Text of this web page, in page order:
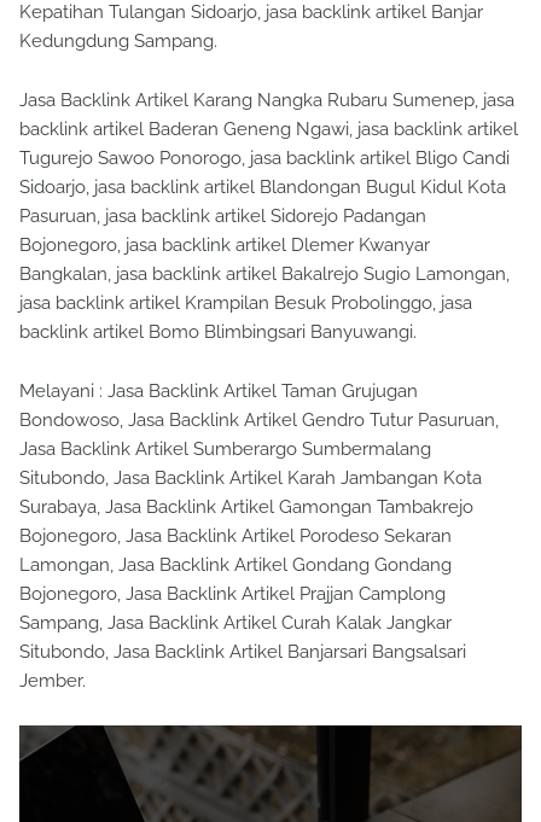
Kepatihan Tulangan Sidoarjo, jasa backlink artikel Banjar
Kedungdung Sampang.
Jasa Backlink Artikel Karang Nangka Rubaru Sumenep, jasa
backlink artikel Baderan Geneng Ngawi, jasa backlink artikel
Tugurejo Sawoo Ponorogo, jasa backlink artikel Bligo Candi
Sidoarjo, jasa backlink artikel Blandongan Bugul Kidul Kota
Pasuruan, jasa backlink artikel Sidorejo Padangan
Bojonegoro, jasa backlink artikel Dlemer Kwanyar
Bangkalan, jasa backlink artikel Bakalrejo Sugio Lamongan,
jasa backlink artikel Krampilan Besuk Probolinggo, jasa
backlink artikel Bomo Blimbingsari Banyuwangi.
Melayani : Jasa Backlink Artikel Taman Grujugan
Bondowoso, Jasa Backlink Artikel Gendro Tutur Pasuruan,
Jasa Backlink Artikel Sumberargo Sumbermalang
Situbondo, Jasa Backlink Artikel Karah Jambangan Kota
Surabaya, Jasa Backlink Artikel Gamongan Tambakrejo
Bojonegoro, Jasa Backlink Artikel Porodeso Sekaran
Lamongan, Jasa Backlink Artikel Gondang Gondang
Bojonegoro, Jasa Backlink Artikel Prajjan Camplong
Sampang, Jasa Backlink Artikel Curah Kalak Jangkar
Situbondo, Jasa Backlink Artikel Banjarsari Bangsalsari
Jember.